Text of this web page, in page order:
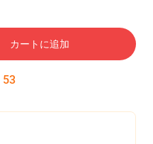
カートに追加
53